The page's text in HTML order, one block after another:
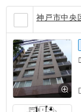
神戸市中央